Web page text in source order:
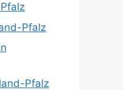
Pfalz
Pfalz